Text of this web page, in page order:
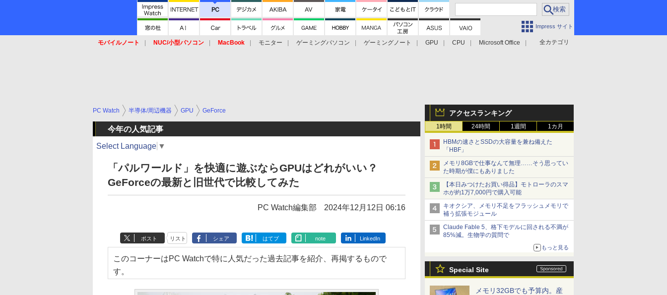
Impress サイト
全カテゴリ
モバイルノート NUC/小型パソコン MacBook モニター ゲーミングパソコン ゲーミングノート GPU CPU
Microsoft Office
アクセスランキング
1時間 24時間 1週間 1カ月
HBMの速さとSSDの大容量を兼ね備えた
「HBF」
メモリ8GBで仕事なんて無理……そう思ってい
た時期が僕にもありました
【本日みつけたお買い得品】モトローラのスマ
ホが約1万7,000円で購入可能
キオクシア、メモリ不足をフラッシュメモリで
補う拡張モジュール
Claude Fable 5、格下モデルに回される不満が
85%減。生物学の質問で
もっと見る
Special Site
メモリ32GBでも予算内。産
PC Watch 半導体/周辺機器 GPU GeForce
今年の人気記事
Select Language ▼
「パルワールド」を快適に遊ぶならGPUはどれがいい？
GeForceの最新と旧世代で比較してみた
PC Watch編集部 2024年12月12日 06:16
ポスト リスト シェア はてブ note LinkedIn
このコーナーはPC Watchで特に人気だった過去記事を紹介、再掲するもので
す。